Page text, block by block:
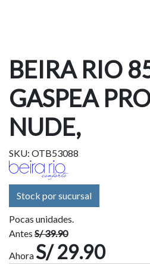
BEIRA RIO
GASPEA
NUDE,
SKU: OTB53088
Stock por sucursal
Pocas unidades.
Antes S/ 39.90
Ahora S/ 29.90